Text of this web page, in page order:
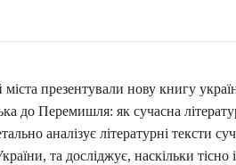
презентували нову книгу
до Перемишля: як сучасна
аналізує літературні тексти
та досліджує, наскільки тісно